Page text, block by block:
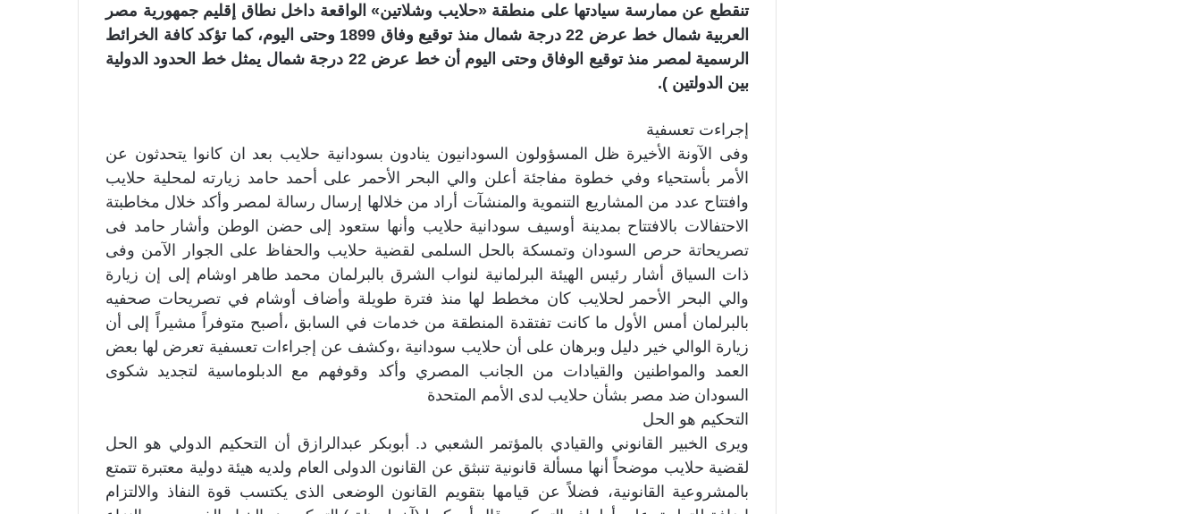
تنقطع عن ممارسة سيادتها على منطقة «حلايب وشلاتين» الواقعة داخل نطاق إقليم جمهورية مصر
العربية شمال خط عرض 22 درجة شمال منذ توقيع وفاق 1899 وحتى اليوم، كما تؤكد كافة الخرائط
الرسمية لمصر منذ توقيع الوفاق وحتى اليوم أن خط عرض 22 درجة شمال يمثل خط الحدود الدولية
بين الدولتين ).
إجراءت تعسفية
وفى الآونة الأخيرة ظل المسؤولون السودانيون ينادون بسودانية حلايب بعد ان كانوا يتحدثون عن
الأمر بأستحياء وفي خطوة مفاجئة أعلن والي البحر الأحمر على أحمد حامد زيارته لمحلية حلايب
وافتتاح عدد من المشاريع التنموية والمنشآت أراد من خلالها إرسال رسالة لمصر وأكد خلال مخاطبتة
الاحتفالات بالافتتاح بمدينة أوسيف سودانية حلايب وأنها ستعود إلى حضن الوطن وأشار حامد فى
تصريحاتة حرص السودان وتمسكة بالحل السلمى لقضية حلايب والحفاظ على الجوار الآمن وفى
ذات السياق أشار رئيس الهيئة البرلمانية لنواب الشرق بالبرلمان محمد طاهر اوشام إلى إن زيارة
والي البحر الأحمر لحلايب كان مخطط لها منذ فترة طويلة وأضاف أوشام في تصريحات صحفيه
بالبرلمان أمس الأول ما كانت تفتقدة المنطقة من خدمات في السابق ،أصبح متوفراً مشيراً إلى أن
زيارة الوالي خير دليل وبرهان على أن حلايب سودانية ،وكشف عن إجراءات تعسفية تعرض لها بعض
العمد والمواطنين والقيادات من الجانب المصري وأكد وقوفهم مع الدبلوماسية لتجديد شكوى
السودان ضد مصر بشأن حلايب لدى الأمم المتحدة
التحكيم هو الحل
ويرى الخبير القانوني والقيادي بالمؤتمر الشعبي د. أبوبكر عبدالرازق أن التحكيم الدولي هو الحل
لقضية حلايب موضحاً أنها مسألة قانونية تنبثق عن القانون الدولى العام ولديه هيئة دولية معتبرة تتمتع
بالمشروعية القانونية، فضلاً عن قيامها بتقويم القانون الوضعى الذى يكتسب قوة النفاذ والالتزام